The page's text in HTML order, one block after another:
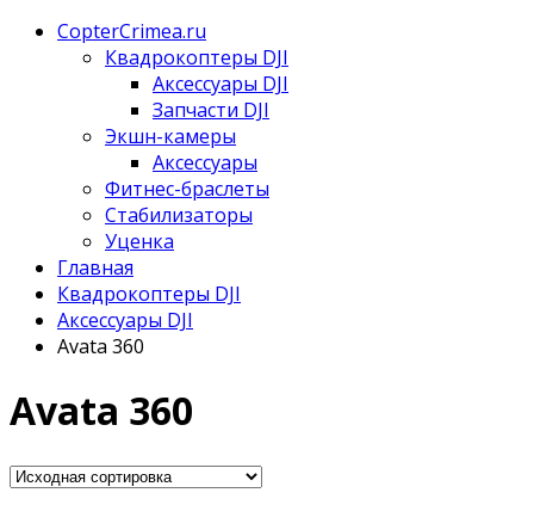
CopterCrimea.ru
Квадрокоптеры DJI
Аксессуары DJI
Запчасти DJI
Экшн-камеры
Аксессуары
Фитнес-браслеты
Стабилизаторы
Уценка
Главная
Квадрокоптеры DJI
Аксессуары DJI
Avata 360
Avata 360